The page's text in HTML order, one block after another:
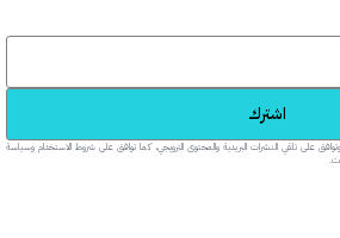
يزيد عن 18 عاماً وتوافق على تلقي النشرات البريدية والمحتوى الترويجي، كما توافق على شروط الاستخدام وسياسة